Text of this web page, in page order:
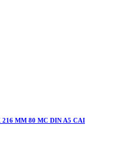
216 MM 80 MC DIN A5 CAI